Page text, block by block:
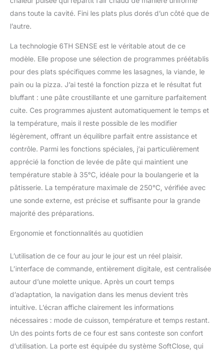
dans toute la cavité. Fini les plats plus dorés d’un côté que de
l’autre.
La technologie 6TH SENSE est le véritable atout de ce
modèle. Elle propose une sélection de programmes préétablis
pour des plats spécifiques comme les lasagnes, la viande, le
pain ou la pizza. J’ai testé la fonction pizza et le résultat fut
bluffant : une pâte croustillante et une garniture parfaitement
cuite. Ces programmes ajustent automatiquement le temps et
la température, mais il reste possible de les modifier
légèrement, offrant un équilibre parfait entre assistance et
contrôle. Parmi les fonctions spéciales, j’ai particulièrement
apprécié la fonction de levée de pâte qui maintient une
température stable à 35°C, idéale pour la boulangerie et la
pâtisserie. La température maximale de 250°C, vérifiée avec
une sonde externe, est précise et suffisante pour la grande
majorité des préparations.
Ergonomie et fonctionnalités au quotidien
L’utilisation de ce four au jour le jour est un réel plaisir.
L’interface de commande, entièrement digitale, est centralisée
autour d’une molette unique. Après un court temps
d’adaptation, la navigation dans les menus devient très
intuitive. L’écran affiche clairement les informations
nécessaires : mode de cuisson, température et temps restant.
Un des points forts de ce four est sans conteste son confort
d’utilisation. La porte est équipée du système SoftClose, qui